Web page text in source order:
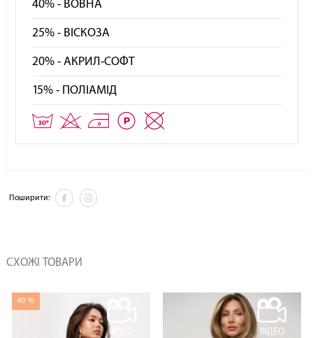
40% - ВОВНА
25% - ВІСКОЗА
20% - АКРИЛ-СОФТ
15% - ПОЛІАМІД
Поширити:
СХОЖІ ТОВАРИ
40 %
ВІДЕО ВІДЕО